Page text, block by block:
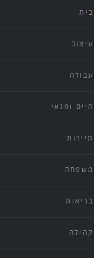
בית
עיצוב
עבודה
חיים ופנאי
תיירות
משפחה
בריאות
קהילה